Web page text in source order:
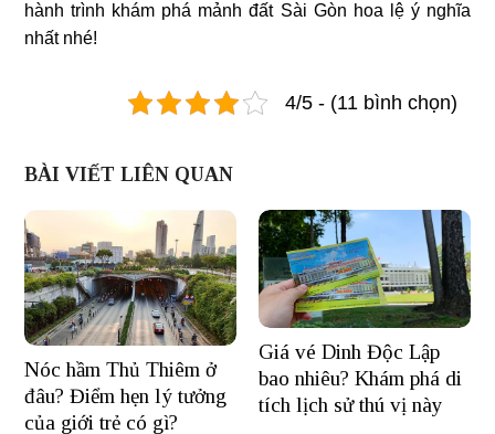
hành trình khám phá mảnh đất Sài Gòn hoa lệ ý nghĩa
nhất nhé!
4/5 - (11 bình chọn)
BÀI VIẾT LIÊN QUAN
Nóc hầm Thủ Thiêm ở
đâu? Điểm hẹn lý tưởng
của giới trẻ có gì?
Giá vé Dinh Độc Lập
bao nhiêu? Khám phá di
tích lịch sử thú vị này